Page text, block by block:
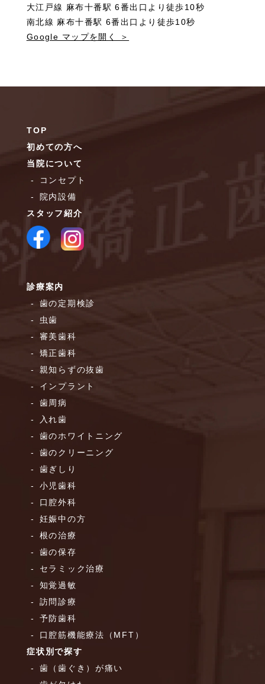
大江戸線 麻布十番駅 6番出口より徒歩10秒
南北線 麻布十番駅 6番出口より徒歩10秒
Google マップを開く ＞
TOP
初めての方へ
当院について
コンセプト
院内設備
スタッフ紹介
診療案内
歯の定期検診
虫歯
審美歯科
矯正歯科
親知らずの抜歯
インプラント
歯周病
入れ歯
歯のホワイトニング
歯のクリーニング
歯ぎしり
小児歯科
口腔外科
妊娠中の方
根の治療
歯の保存
セラミック治療
知覚過敏
訪問診療
予防歯科
口腔筋機能療法（MFT）
症状別で探す
歯（歯ぐき）が痛い